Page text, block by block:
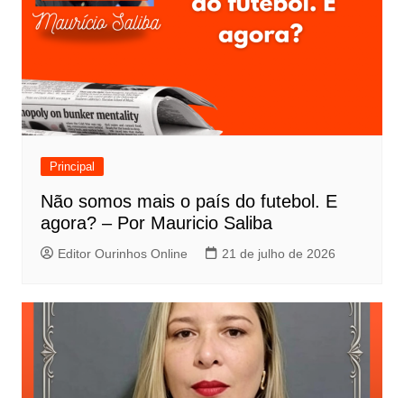
Principal
Não somos mais o país do futebol. E
agora? – Por Mauricio Saliba
Editor Ourinhos Online 21 de julho de 2026